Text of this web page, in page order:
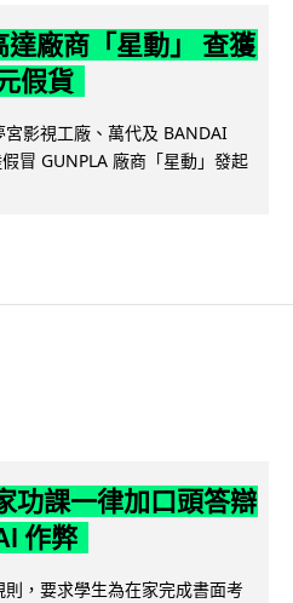
廠商「星動」 查獲
假貨
影視工廠、萬代及 BANDAI
冒 GUNPLA 廠商「星動」發起
功課一律加口頭答辯
作弊
，要求學生為在家完成書面考